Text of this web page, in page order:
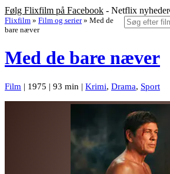
Følg Flixfilm på Facebook - Netflix nyheder
Flixfilm » Film og serier » Med de
bare næver
Med de bare næver
Film | 1975 | 93 min | Krimi, Drama, Sport